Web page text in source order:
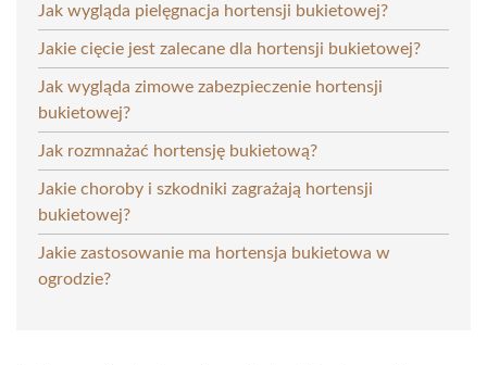
Jak wygląda pielęgnacja hortensji bukietowej?
Jakie cięcie jest zalecane dla hortensji bukietowej?
Jak wygląda zimowe zabezpieczenie hortensji
bukietowej?
Jak rozmnażać hortensję bukietową?
Jakie choroby i szkodniki zagrażają hortensji
bukietowej?
Jakie zastosowanie ma hortensja bukietowa w
ogrodzie?